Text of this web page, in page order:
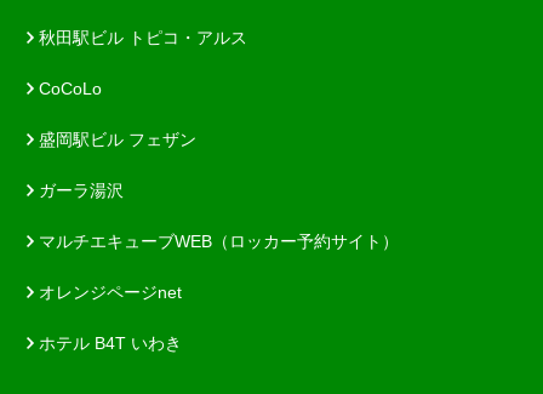
秋田駅ビル トピコ・アルス
CoCoLo
盛岡駅ビル フェザン
ガーラ湯沢
マルチエキューブWEB（ロッカー予約サイト）
オレンジページnet
ホテル B4T いわき